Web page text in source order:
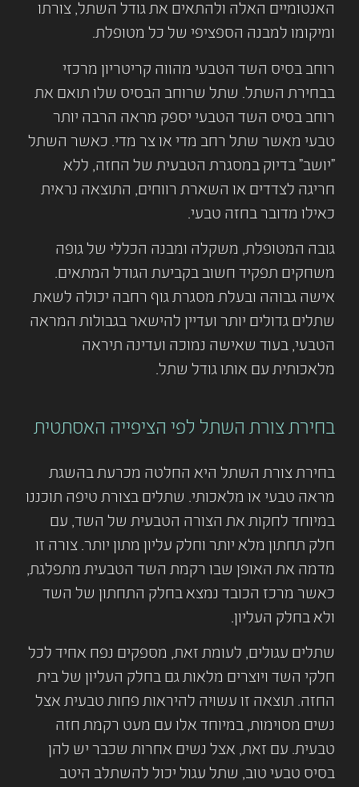
האנטומיים האלה ולהתאים את גודל השתל, צורתו
ומיקומו למבנה הספציפי של כל מטופלת.
רוחב בסיס השד הטבעי מהווה קריטריון מרכזי
בבחירת השתל. שתל שרוחב הבסיס שלו תואם את
רוחב בסיס השד הטבעי יספק מראה הרבה יותר
טבעי מאשר שתל רחב מדי או צר מדי. כאשר השתל
"יושב" בדיוק במסגרת הטבעית של החזה, ללא
חריגה לצדדים או השארת רווחים, התוצאה נראית
כאילו מדובר בחזה טבעי.
גובה המטופלת, משקלה ומבנה הכללי של גופה
משחקים תפקיד חשוב בקביעת הגודל המתאים.
אישה גבוהה ובעלת מסגרת גוף רחבה יכולה לשאת
שתלים גדולים יותר ועדיין להישאר בגבולות המראה
הטבעי, בעוד שאישה נמוכה ועדינה תיראה
מלאכותית עם אותו גודל שתל.
בחירת צורת השתל לפי הציפייה האסתטית
בחירת צורת השתל היא החלטה מכרעת בהשגת
מראה טבעי או מלאכותי. שתלים בצורת טיפה תוכננו
במיוחד לחקות את הצורה הטבעית של השד, עם
חלק תחתון מלא יותר וחלק עליון מתון יותר. צורה זו
מדמה את האופן שבו רקמת השד הטבעית מתפלגת,
כאשר מרכז הכובד נמצא בחלק התחתון של השד
ולא בחלק העליון.
שתלים עגולים, לעומת זאת, מספקים נפח אחיד לכל
חלקי השד ויוצרים מלאות גם בחלק העליון של בית
החזה. תוצאה זו עשויה להיראות פחות טבעית אצל
נשים מסוימות, במיוחד אלו עם מעט רקמת חזה
טבעית. עם זאת, אצל נשים אחרות שכבר יש להן
בסיס טבעי טוב, שתל עגול יכול להשתלב היטב